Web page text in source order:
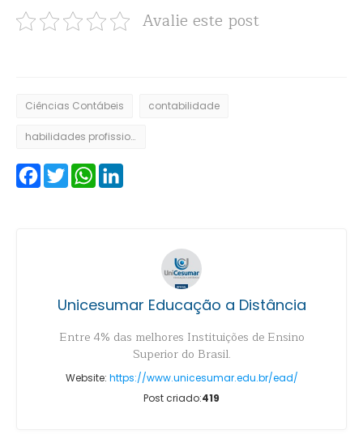
Avalie este post
Ciências Contábeis contabilidade
habilidades profissionais
FacebookTwitterWhatsApp
Unicesumar Educação a Distância
Entre 4% das melhores Instituições de Ensino
Superior do Brasil.
Website: https://www.unicesumar.edu.br/ead/
Post criado:419